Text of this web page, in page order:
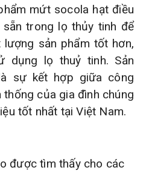
mứt socola hạt điều
trong lọ thủy tinh để
sản phẩm tốt hơn,
dụng lọ thuỷ tinh. Sản
sự kết hợp giữa công
của gia đình chúng
tốt nhất tại Việt Nam.
được tìm thấy cho các